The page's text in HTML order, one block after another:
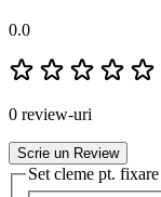
0.0
0 review-uri
Scrie un Review
Set cleme pt.